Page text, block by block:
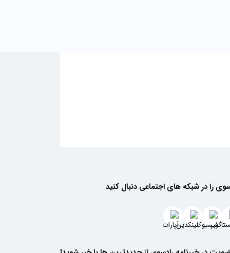
سویا آجیلی رادسوی، تنقلاتی سالم و خوشمزه برای
را در شبکه های اجتماعی دنبال کنید